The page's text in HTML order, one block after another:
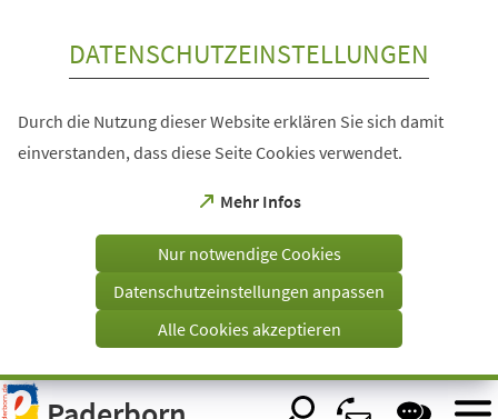
Visuelle
Assistenzsoftware
DATENSCHUTZEINSTELLUNGEN
Durch die Nutzung dieser Website erklären Sie sich damit
einverstanden, dass diese Seite Cookies verwendet.
Mehr Infos
(Öffnet
einem
Tab)
Nur notwendige Cookies
Datenschutzeinstellungen anpassen
Alle Cookies akzeptieren